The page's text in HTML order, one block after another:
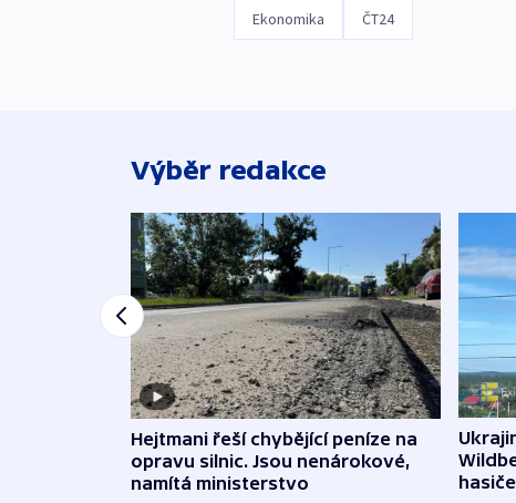
Ekonomika ČT24
Výběr redakce
Hejtmani řeší chybějící peníze na
opravu silnic. Jsou nenárokové,
namítá ministerstvo